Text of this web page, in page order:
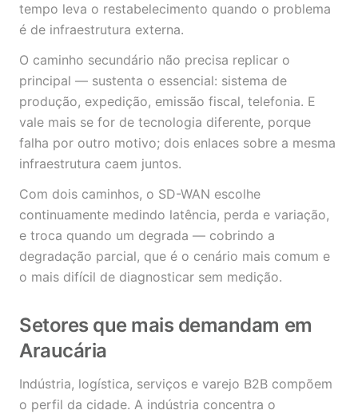
tempo leva o restabelecimento quando o problema
é de infraestrutura externa.
O caminho secundário não precisa replicar o
principal — sustenta o essencial: sistema de
produção, expedição, emissão fiscal, telefonia. E
vale mais se for de tecnologia diferente, porque
falha por outro motivo; dois enlaces sobre a mesma
infraestrutura caem juntos.
Com dois caminhos, o SD-WAN escolhe
continuamente medindo latência, perda e variação,
e troca quando um degrada — cobrindo a
degradação parcial, que é o cenário mais comum e
o mais difícil de diagnosticar sem medição.
Setores que mais demandam em
Araucária
Indústria, logística, serviços e varejo B2B compõem
o perfil da cidade. A indústria concentra o